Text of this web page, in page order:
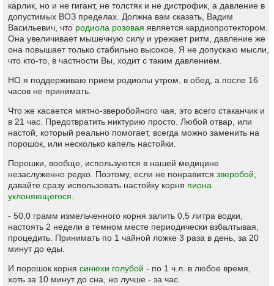
карлик, но и не гигант, не толстяк и не дистрофик, а давление в
допустимых ВОЗ пределах. Должна вам сказать, Вадим
Васильевич, что родиола розовая является кардиопротектором.
Она увеличивает мышечную силу и урежает ритм, давление же
она повышает только стабильно высокое. Я не допускаю мысли,
что кто-то, в частности Вы, ходит с таким давлением.
НО я поддерживаю прием родиолы утром, в обед, а после 16
часов не принимать.
Что же касается мятно-зверобойного чая, это всего стаканчик и
в 21 час. Предотвратить никтурию просто. Любой отвар, или
настой, который реально помогает, всегда можно заменить на
порошок, или несколько капель настойки.
Порошки, вообще, используются в нашей медицине
незаслуженно редко. Поэтому, если не понравится зверобой
давайте сразу использовать настойку корня пиона
уклоняющегося
- 50,0 грамм измельченного корня залить 0,5 литра водки,
настоять 2 недели в темном месте периодически взбалтывая,
процедить. Принимать по 1 чайной ложке 3 раза в день, за 20
минут до еды.
И порошок корня синюхи голубой - по 1 ч.л. в любое время,
хоть за 10 минут до сна, но лучше - за час.